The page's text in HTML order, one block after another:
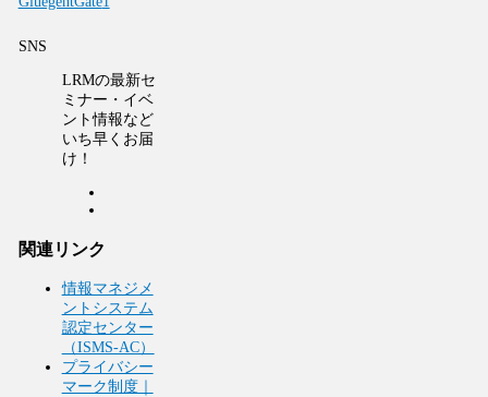
SNS
LRMの最新セ
ミナー・イベ
ント情報など
いち早くお届
け！
関連リンク
情報マネジメ
ントシステム
認定センター
（ISMS-AC）
プライバシー
マーク制度｜